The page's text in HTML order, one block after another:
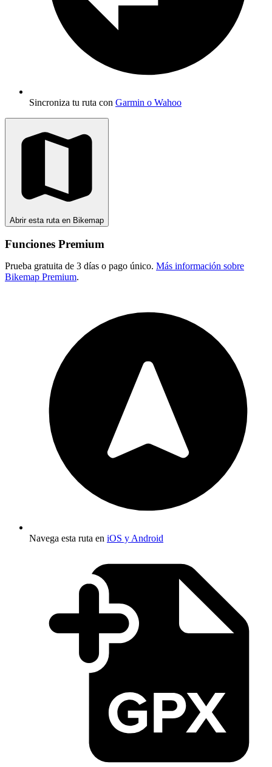
Sincroniza tu ruta con Garmin o Wahoo
Abrir esta ruta en Bikemap
Funciones Premium
Prueba gratuita de 3 días o pago único. Más información sobre
Bikemap Premium.
Navega esta ruta en iOS y Android